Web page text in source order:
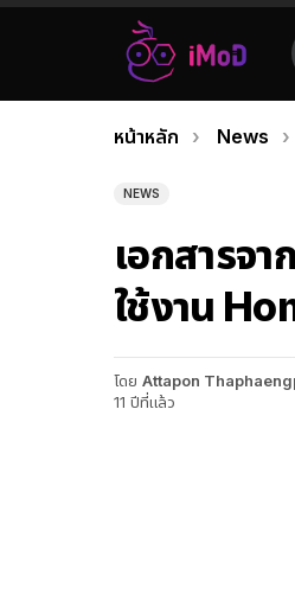
เรื่อง
ล่าสุด
คุณอยู่ที่นี่:
หน้าหลัก News
NEWS
เอกสารจ
ใช้งาน
โดย Attapon
11 ปีที่แล้ว